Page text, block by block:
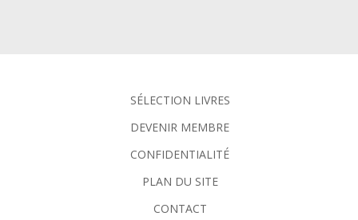
SÉLECTION LIVRES
DEVENIR MEMBRE
CONFIDENTIALITÉ
PLAN DU SITE
CONTACT